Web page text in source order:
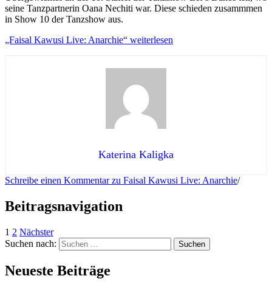
seine Tanzpartnerin Oana Nechiti war. Diese schieden zusammmen
in Show 10 der Tanzshow aus.
„Faisal Kawusi Live: Anarchie“ weiterlesen
Katerina Kaligka
Schreibe einen Kommentarzu Faisal Kawusi Live: Anarchie/
Beitragsnavigation
1 2 Nächster
Suchen nach:
Neueste Beiträge